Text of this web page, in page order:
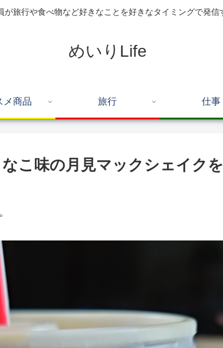
が旅行や食べ物など好きなことを好きなタイミングで発信
めいりLife
メ商品 旅行 仕事
こ味の月見マックシェイクを